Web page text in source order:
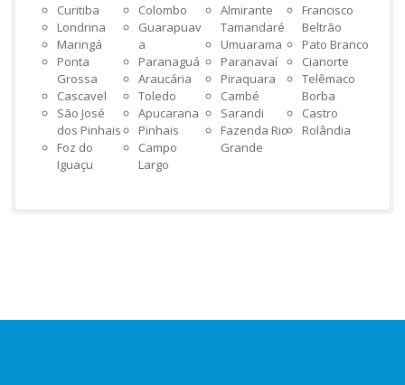
Curitiba
Londrina
Maringá
Ponta
Grossa
Cascavel
São José
dos Pinhais
Foz do
Iguaçu
Colombo
Guarapuav
a
Paranaguá
Araucária
Toledo
Apucarana
Pinhais
Campo
Largo
Almirante
Tamandaré
Umuarama
Paranavaí
Piraquara
Cambé
Sarandi
Fazenda Rio
Grande
Francisco
Beltrão
Pato Branco
Cianorte
Telêmaco
Borba
Castro
Rolândia